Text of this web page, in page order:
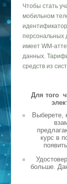
Чтобы стать
мобильном
персональных
имеет WM-
данных.
средств из
Для того
Выберете,
курс в
больше.